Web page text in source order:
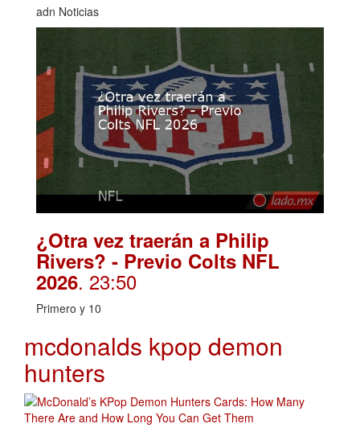
adn Noticias
¿Otra vez traerán a Philip
Rivers? - Previo Colts NFL
2026. 23:50
Primero y 10
mcdonalds kpop demon
hunters